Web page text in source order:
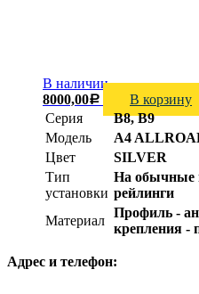
В наличии
8000,00Р
В корзину
Серия
B8, B9
Модель
A4
Цвет
SILVER
Тип
установки
На обычные
рейлинги
Материал
Профиль -
крепления -
Адрес и телефон: